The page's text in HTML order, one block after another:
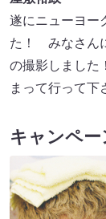
遂にニューヨー
た！ みなさん
の撮影しまし
まって行って下
キャンペー